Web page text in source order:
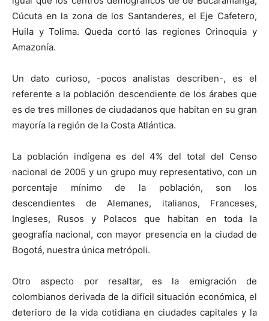
Cúcuta en la zona de los Santanderes, el Eje Cafetero,
Huila y Tolima. Queda cortó las regiones Orinoquia y
Amazonía.
Un dato curioso, -pocos analistas describen-, es el
referente a la población descendiente de los árabes que
es de tres millones de ciudadanos que habitan en su gran
mayoría la región de la Costa Atlántica.
La población indígena es del 4% del total del Censo
nacional de 2005 y un grupo muy representativo, con un
porcentaje mínimo de la población, son los
descendientes de Alemanes, italianos, Franceses,
Ingleses, Rusos y Polacos que habitan en toda la
geografía nacional, con mayor presencia en la ciudad de
Bogotá, nuestra única metrópoli.
Otro aspecto por resaltar, es la emigración de
colombianos derivada de la difícil situación económica, el
deterioro de la vida cotidiana en ciudades capitales y la